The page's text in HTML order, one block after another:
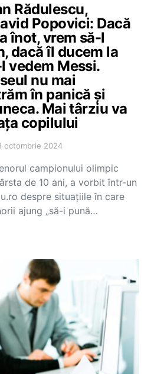
Rădulescu,
Popovici: Dacă
înot, vrem să-l
dacă îl ducem la
vedem Messi.
nu mai
în panică și
Mai târziu va
copilului
octombrie 2024
campionului olimpic
de 10 ani, a vorbit într-un
despre situațiile în care
ajung „să-i pună…